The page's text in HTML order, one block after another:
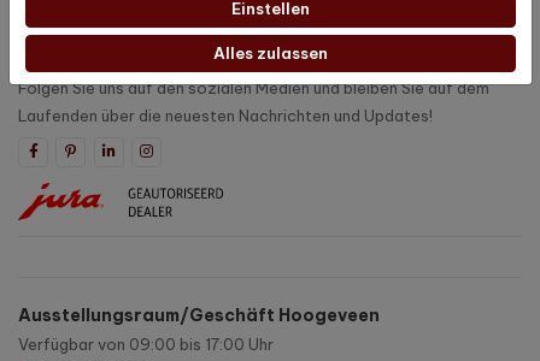
Folgen Sie uns auf den sozialen Medien und bleiben Sie auf dem
Laufenden über die neuesten Nachrichten und Updates!
Ausstellungsraum/Geschäft Hoogeveen
Verfügbar von 09:00 bis 17:00 Uhr
Einstellen
Alles zulassen